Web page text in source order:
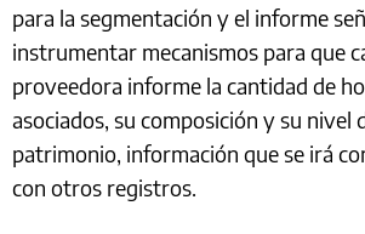
para la segmentación y el informe
instrumentar mecanismos para que
proveedora informe la cantidad de
asociados, su composición y su nivel
patrimonio, información que se irá
con otros registros.